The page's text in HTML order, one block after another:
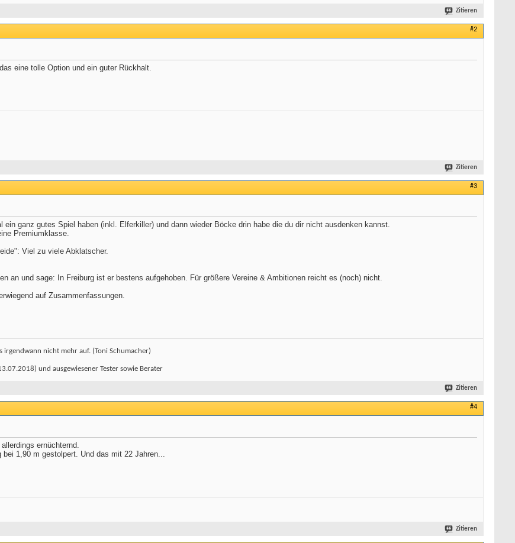
Zitieren
#2
eine tolle Option und ein guter Rückhalt.
Zitieren
#3
ein ganz gutes Spiel haben (inkl. Elferkiller) und dann wieder Böcke drin habe die du dir nicht ausdenken kannst.
Premiumklasse.
Viel zu viele Abklatscher.
an und sage: In Freiburg ist er bestens aufgehoben. Für größere Vereine & Ambitionen reicht es (noch) nicht.
auf Zusammenfassungen.
irgendwann nicht mehr auf. (Toni Schumacher)
und ausgewiesener Tester sowie Berater
Zitieren
#4
ernüchternd.
1,90 m gestolpert. Und das mit 22 Jahren...
Zitieren